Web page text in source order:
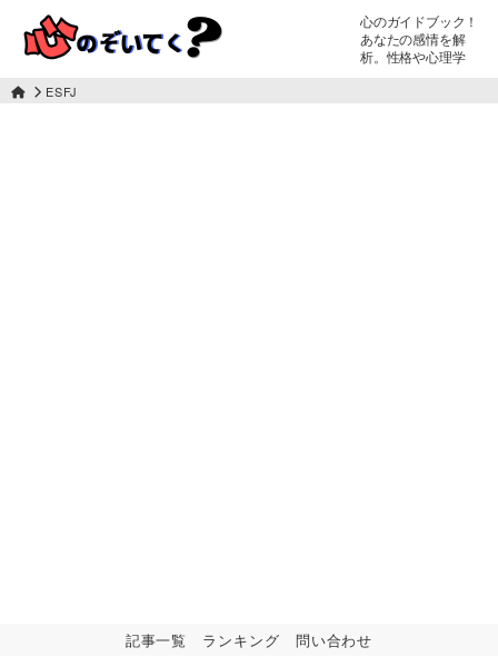
心のガイドブック！
あなたの感情を解
析。性格や心理学
ESFJ
記事一覧 ランキング 問い合わせ